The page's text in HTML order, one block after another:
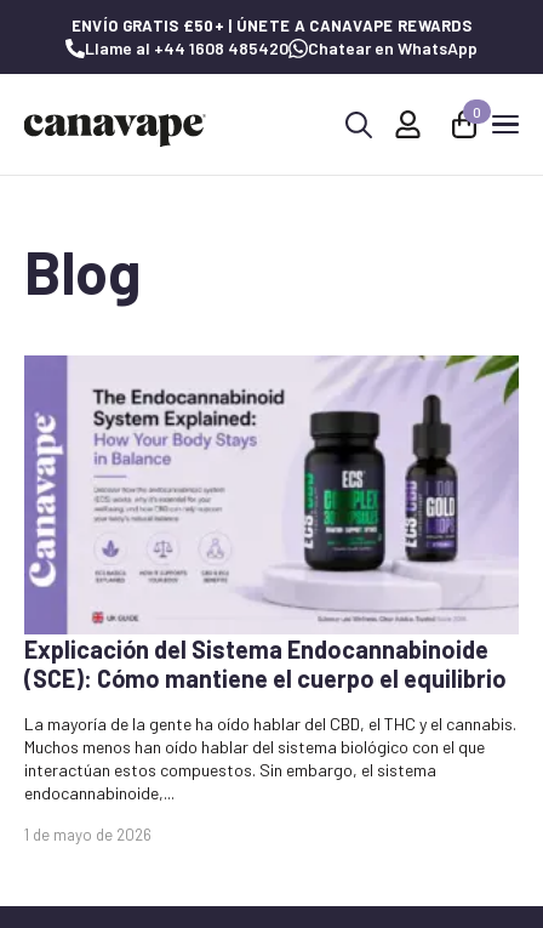
ENVÍO GRATIS £50+ | ÚNETE A CANAVAPE REWARDS
Llame al +44 1608 485420 Chatear en WhatsApp
0
Blog
Explicación del Sistema Endocannabinoide
(SCE): Cómo mantiene el cuerpo el equilibrio
1 de mayo de 2026
La mayoría de la gente ha oído hablar del CBD, el THC y el cannabis.
Muchos menos han oído hablar del sistema biológico con el que
interactúan estos compuestos. Sin embargo, el sistema
endocannabinoide,...